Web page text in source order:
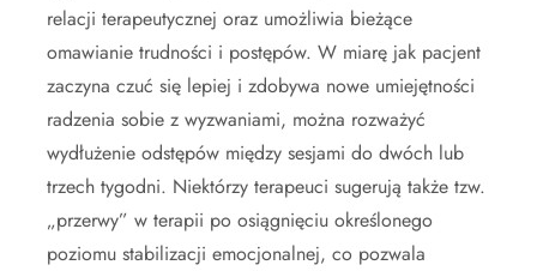
relacji terapeutycznej oraz umożliwia bieżące
omawianie trudności i postępów. W miarę jak pacjent
zaczyna czuć się lepiej i zdobywa nowe umiejętności
radzenia sobie z wyzwaniami, można rozważyć
wydłużenie odstępów między sesjami do dwóch lub
trzech tygodni. Niektórzy terapeuci sugerują także tzw.
„przerwy” w terapii po osiągnięciu określonego
poziomu stabilizacji emocjonalnej, co pozwala